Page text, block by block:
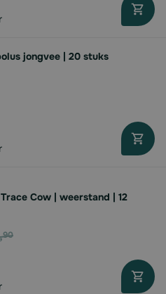
jongvee | 20 stuks
Cow | weerstand | 12
90